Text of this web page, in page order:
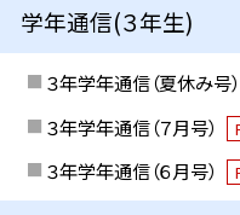
学年通信(３年生)
３年学年通信（夏休み号）
３年学年通信（７月号）
３年学年通信（６月号）